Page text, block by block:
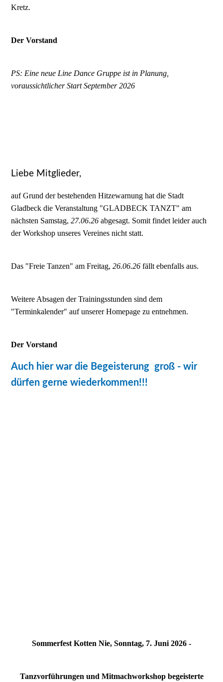
Kretz.
Der Vorstand
PS: Eine neue Line Dance Gruppe ist in Planung,
voraussichtlicher Start September 2026
Liebe Mitglieder,
auf Grund der bestehenden Hitzewarnung hat die Stadt
Gladbeck die Veranstaltung "GLADBECK TANZT" am
nächsten Samstag,27.06.26abgesagt. Somit findet leider auch
der Workshop unseres Vereines nicht statt.
Das "Freie Tanzen" am Freitag, 26.06.26 fällt ebenfalls aus.
Weitere Absagen der Trainingsstunden sind dem
"Terminkalender" auf unserer Homepage zu entnehmen.
Der Vorstand
Auch hier war die Begeisterung groß - wir
dürfen gerne wiederkommen!!!
Sommerfest Kotten Nie, Sonntag, 7. Juni 2026 -
Tanzvorführungen und Mitmachworkshop begeisterte